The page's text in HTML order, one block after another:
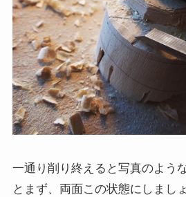
一通り削り終えると写真のよう
とまず、両面この状態にしましょ